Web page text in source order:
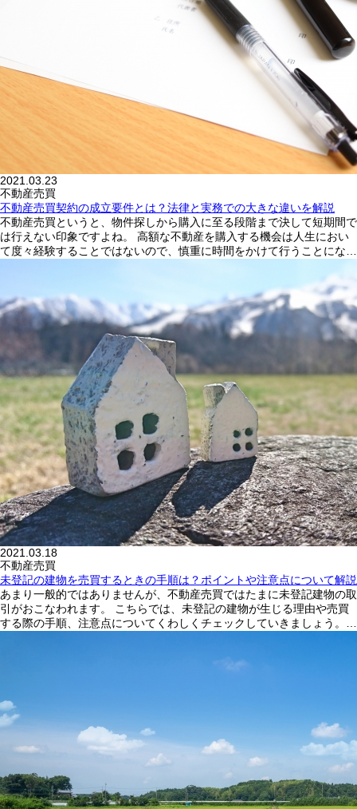
2021.03.23
不動産売買
不動産売買契約の成立要件とは？法律と実務での大きな違いを解説
不動産売買というと、物件探しから購入に至る段階まで決して短期間で
は行えない印象ですよね。 高額な不動産を購入する機会は人生におい
て度々経験することではないので、慎重に時間をかけて行うことにな…
2021.03.18
不動産売買
未登記の建物を売買するときの手順は？ポイントや注意点について解説
あまり一般的ではありませんが、不動産売買ではたまに未登記建物の取
引がおこなわれます。 こちらでは、未登記の建物が生じる理由や売買
する際の手順、注意点についてくわしくチェックしていきましょう。…